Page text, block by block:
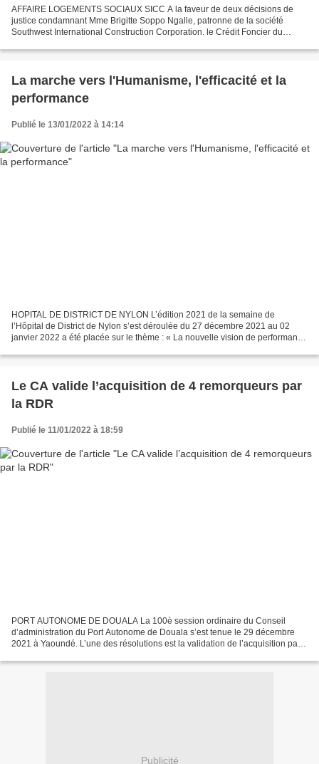
AFFAIRE LOGEMENTS SOCIAUX SICC A la faveur de deux décisions de
justice condamnant Mme Brigitte Soppo Ngalle, patronne de la société
Southwest International Construction Corporation. le Crédit Foncier du
La marche vers l'Humanisme, l'efficacité et la
performance
Publié le 13/01/2022 à 14:14
HOPITAL DE DISTRICT DE NYLON L’édition 2021 de la semaine de
l’Hôpital de District de Nylon s’est déroulée du 27 décembre 2021 au 02
janvier 2022 a été placée sur le thème : « La nouvelle vision de performance
Le CA valide l’acquisition de 4 remorqueurs par
la RDR
Publié le 11/01/2022 à 18:59
PORT AUTONOME DE DOUALA La 100è session ordinaire du Conseil
d’administration du Port Autonome de Douala s’est tenue le 29 décembre
2021 à Yaoundé. L’une des résolutions est la validation de l’acquisition par
Publicité